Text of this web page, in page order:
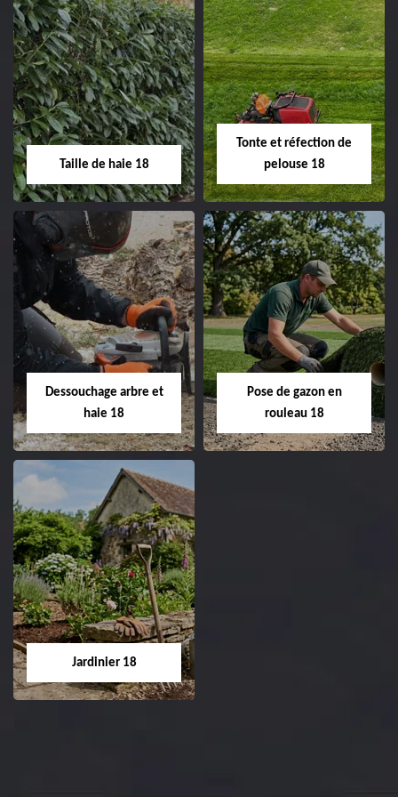
Elagage d'arbre 18
Entreprise élagage
d'arbre 18 Cher tel:
02.52.56.49.40
Abattage d'arbres
18
Entreprise abattage
Taille de haie 18
Taille de haie 18
Entreprise taille de haie
18 Cher tel:
02.52.56.49.40
Tonte et réfection de
pelouse 18
Tonte et réfection
de pelouse 18
Entreprise tonte et
Cher tel: 02.52.56.49.40
Dessouchage arbre et
haie 18
Dessouchage arbre
et haie 18
Entreprise dessouchage
arbre et haie 18 Cher
Pose de gazon en
rouleau 18
Jardinier 18